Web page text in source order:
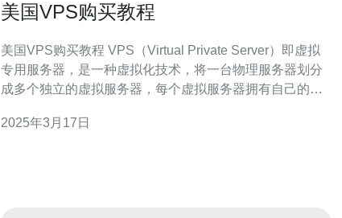
美国VPS购买教程
美国VPS购买教程 VPS（Virtual Private Server）即虚拟
专用服务器，是一种虚拟化技术，将一台物理服务器划分
成多个独立的虚拟服务器，每个虚拟服务器拥有自己的操
稳定性，因此在一些对性能和安全性要求较高的场景下使
2025年3月17日